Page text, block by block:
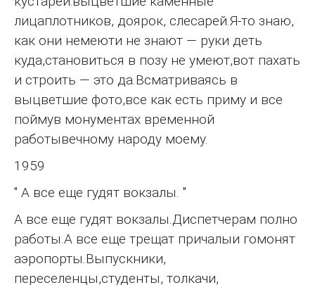
лицаплотников, доярок, слесарей.Я-то знаю,
как они немеюти не знают — руки деть
куда,становиться в позу не умеют,вот пахать
и строить — это да.Всматриваясь в
выцветшие фото,все как есть приму и все
поймув монументах временной
работывечному народу моему.
1959
" А все еще гудят вокзалы. "
А все еще гудят вокзалы.Диспетчерам полно
работы.А все еще трещат причалыи гомонят
аэропорты.Выпускники,
переселенцы,студенты, толкачи,